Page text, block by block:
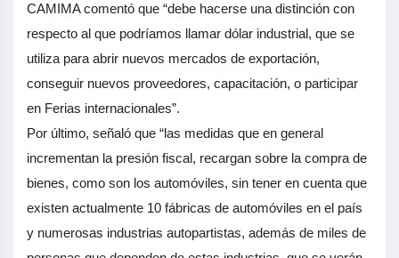
CAMIMA comentó que “debe hacerse una distinción con
respecto al que podríamos llamar dólar industrial, que se
utiliza para abrir nuevos mercados de exportación,
conseguir nuevos proveedores, capacitación, o participar
en Ferias internacionales”.
Por último, señaló que “las medidas que en general
incrementan la presión fiscal, recargan sobre la compra de
bienes, como son los automóviles, sin tener en cuenta que
existen actualmente 10 fábricas de automóviles en el país
y numerosas industrias autopartistas, además de miles de